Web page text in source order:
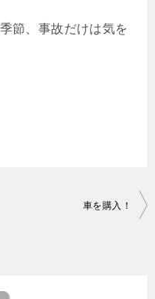
節、事故だけは気を
車を購入！